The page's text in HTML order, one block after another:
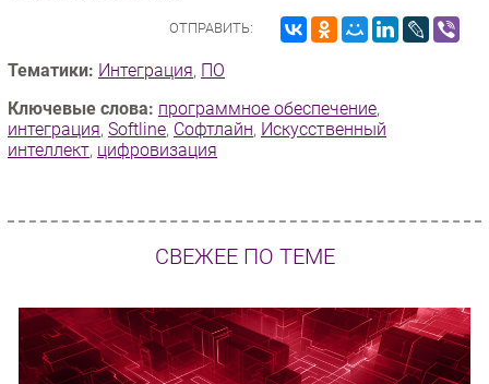
ОТПРАВИТЬ:
Тематики: Интеграция, ПО
Ключевые слова: программное обеспечение,
интеграция, Softline, Софтлайн, Искусственный
интеллект, цифровизация
СВЕЖЕЕ ПО ТЕМЕ